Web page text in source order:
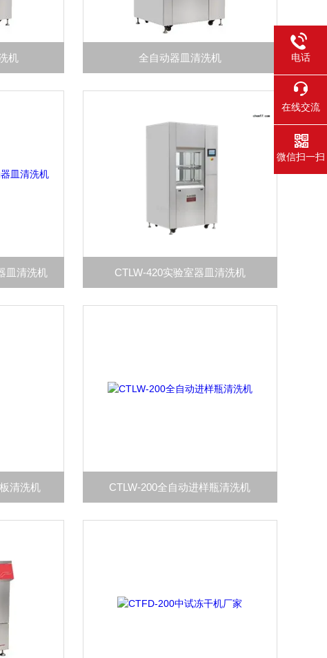
机 全自动器皿清洗机
皿清洗机 CTLW-420实验室器皿清洗机
清洗机 CTLW-200全自动进样瓶清洗机
电话
在线交流
微信扫一扫